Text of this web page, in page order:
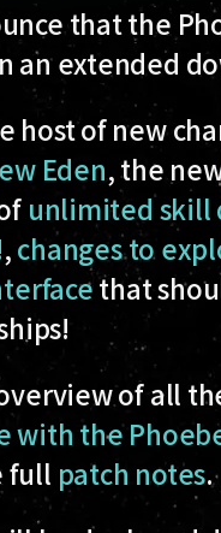
that the
an extended
host of new
Eden, the
unlimited skill
,changes to
that
of all
with the
full patch notes.